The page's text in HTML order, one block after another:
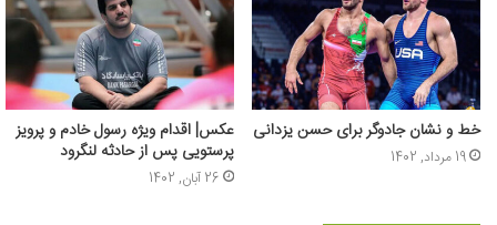
خط و نشان جادوگر برای حسن یزدانی
19 مرداد, 1402
عکس‌| اقدام ویژه رسول خادم و پرویز
پرستویی پس از حادثه لنگرود
26 آبان, 1402